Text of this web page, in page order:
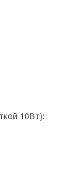
10Вт):